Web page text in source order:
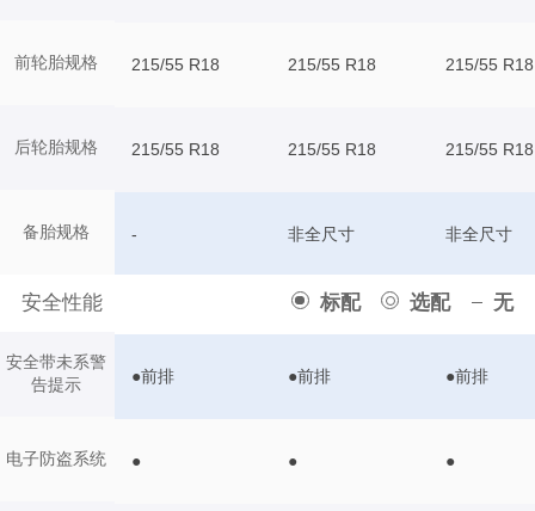
前轮胎规格
后轮胎规格
备胎规格
安全性能 标配 选配 无
安全带未系警
告提示
电子防盗系统
215/55 R18 215/55 R18 215/55 R18
215/55 R18 215/55 R18 215/55 R18
- 非全尺寸 非全尺寸
●前排 ●前排 ●前排
● ● ●